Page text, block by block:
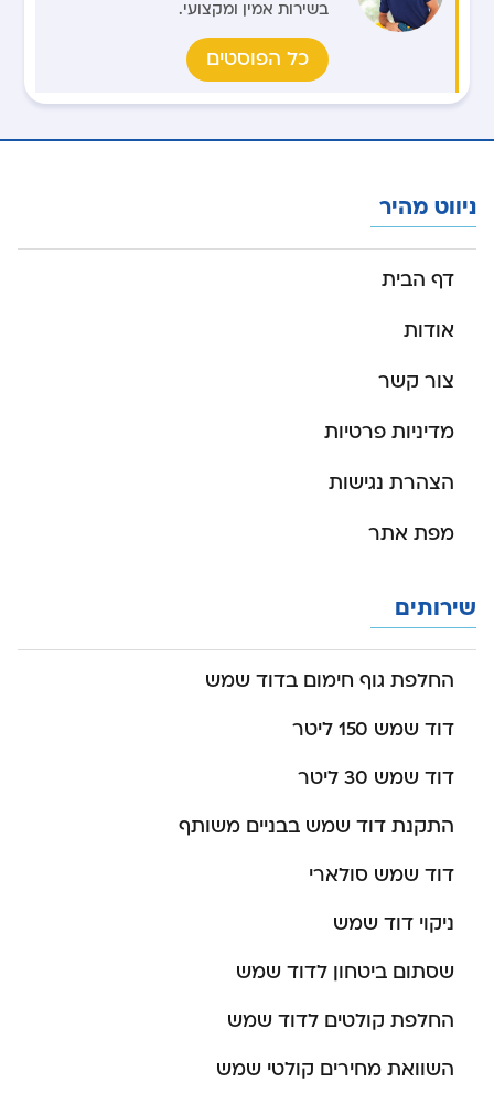
בשירות אמין ומקצועי.
כל הפוסטים
ניווט מהיר
דף הבית
אודות
צור קשר
מדיניות פרטיות
הצהרת נגישות
מפת אתר
שירותים
החלפת גוף חימום בדוד שמש
דוד שמש 150 ליטר
דוד שמש 30 ליטר
התקנת דוד שמש בבניים משותף
דוד שמש סולארי
ניקוי דוד שמש
שסתום ביטחון לדוד שמש
החלפת קולטים לדוד שמש
השוואת מחירים קולטי שמש